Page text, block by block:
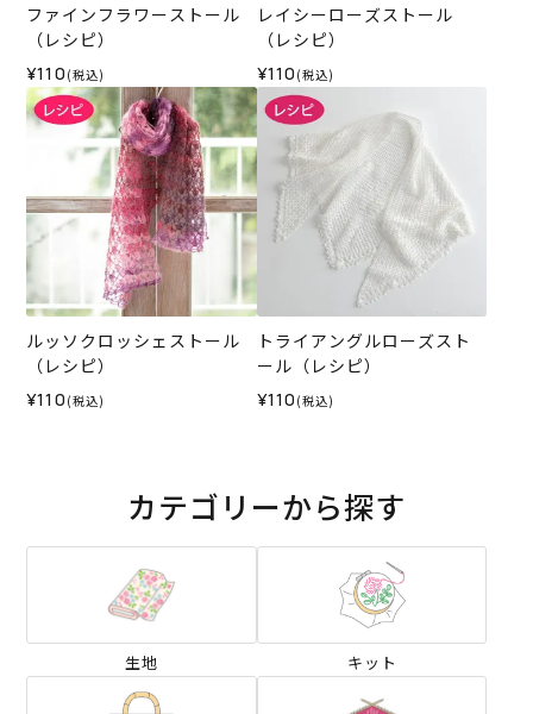
ファインフラワーストール
（レシピ）
¥110 (税込)
レイシーローズストール
（レシピ）
¥110 (税込)
ルッソクロッシェストール
（レシピ）
¥110 (税込)
トライアングルローズスト
ール（レシピ）
¥110 (税込)
カテゴリーから探す
生地 キット